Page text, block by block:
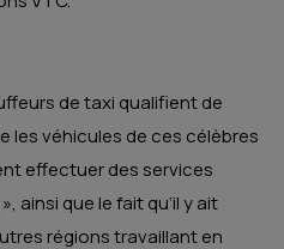
de taxi qualifient de
les véhicules de ces célèbres
effectuer des services
ainsi que le fait qu’il y ait
régions travaillant en